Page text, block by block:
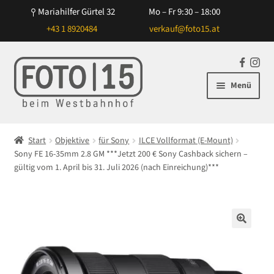
Mariahilfer Gürtel 32
Mo – Fr 9:30 – 18:00
+43 1 8920484
verkauf@foto15.at
Zur
Navigation
springen
Zum
Inhalt
springen
F
c
o
In
st
ag
Menü
Objektive
für Sony
Start Objektive für Sony
ILCE Vollformat (E-Mount)
Sony FE 16-35mm 2.8 GM ***Jetzt 200 € Sony Cashback sichern –
gültig vom 1. April bis 31. Juli 2026 (nach Einreichung)***